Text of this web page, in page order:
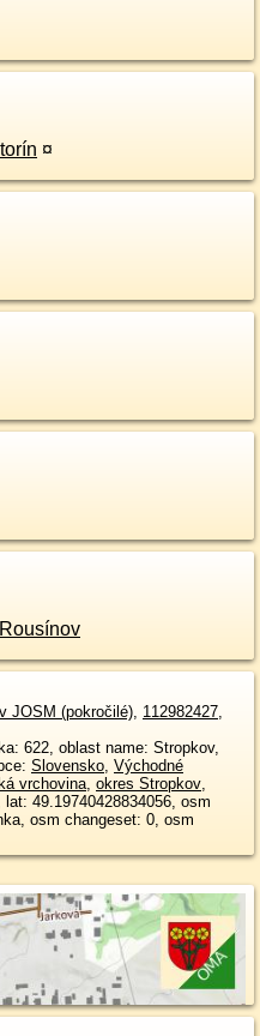
¤
JOSM (pokročilé), 112982427,
Slovensko, Východné
vrchovina, okres Stropkov,
49.19740428834056, osm
osm changeset: 0, osm